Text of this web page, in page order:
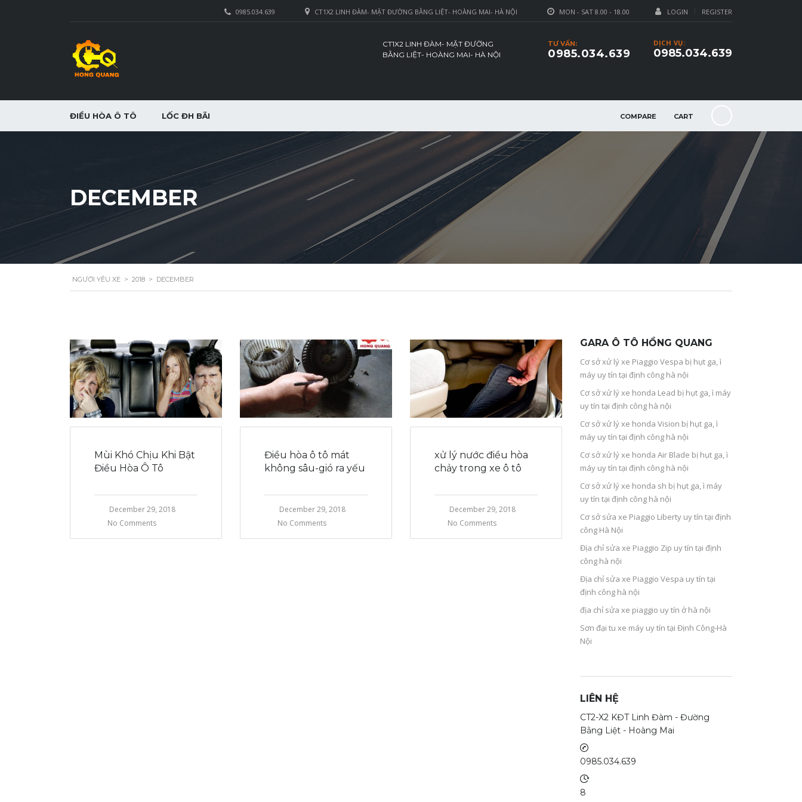
LOGIN REGISTER
MON - SAT 8.00 - 18.00
CT1X2 LINH ĐÀM- MẶT ĐƯỜNG BẰNG LIỆT- HOÀNG MAI- HÀ NỘI
0985.034.639
DỊCH VỤ:
0985.034.639
TƯ VẤN:
0985.034.639
CT1X2 LINH ĐÀM- MẶT ĐƯỜNG
BẰNG LIỆT- HOÀNG MAI- HÀ NỘI
COMPARE CART
ĐIỀU HÒA Ô TÔ LỐC ĐH BÃI
DECEMBER
NGƯỜI YÊU XE > 2018 > DECEMBER
Mùi Khó Chịu Khi Bật
Điều Hòa Ô Tô
December 29, 2018
No Comments
Điều hòa ô tô mát
không sâu-gió ra yếu
December 29, 2018
No Comments
xử lý nước điều hòa
chảy trong xe ô tô
December 29, 2018
No Comments
GARA Ô TÔ HỒNG QUANG
Cơ sở xử lý xe Piaggio Vespa bị hụt ga, ì
máy uy tín tại định công hà nội
Cơ sở xử lý xe honda Lead bị hụt ga, ì máy
uy tín tại định công hà nội
Cơ sở xử lý xe honda Vision bị hụt ga, ì
máy uy tín tại định công hà nội
Cơ sở xử lý xe honda Air Blade bị hụt ga, ì
máy uy tín tại định công hà nội
Cơ sở xử lý xe honda sh bị hụt ga, ì máy
uy tín tại định công hà nội
Cơ sở sửa xe Piaggio Liberty uy tín tại định
công Hà Nội
Địa chỉ sửa xe Piaggio Zip uy tín tại định
công hà nội
Địa chỉ sửa xe Piaggio Vespa uy tín tại
định công hà nội
địa chỉ sửa xe piaggio uy tín ở hà nội
Sơn đại tu xe máy uy tín tại Định Công-Hà
Nội
LIÊN HỆ
CT2-X2 KĐT Linh Đàm - Đường
Bằng Liệt - Hoàng Mai
0985.034.639
8